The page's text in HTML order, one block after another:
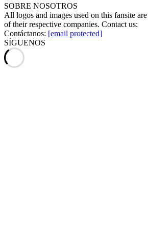
SOBRE NOSOTROS
All logos and images used on this fansite
of their respective companies. Contact us:
Contáctanos: [email protected]
SÍGUENOS